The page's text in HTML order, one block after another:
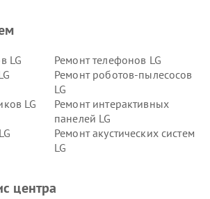
LG
Ремонт телефонов LG
Ремонт роботов-пылесосов
LG
LG
Ремонт интерактивных
панелей LG
Ремонт акустических систем
LG
камер
Ремонт вертикальных
центра